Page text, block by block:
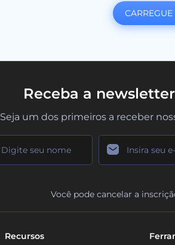
CARREGUE
Receba a
Seja um dos primeiros a receber
Você pode cancelar a
Recursos